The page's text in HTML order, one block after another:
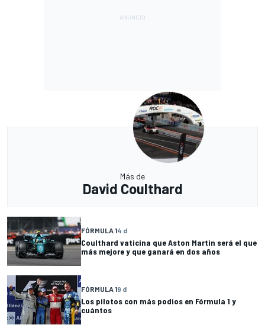
Más de
David Coulthard
FÓRMULA 14 d
Coulthard vaticina que Aston Martin será el que
más mejore y que ganará en dos años
FÓRMULA 19 d
Los pilotos con más podios en Fórmula 1 y
cuántos